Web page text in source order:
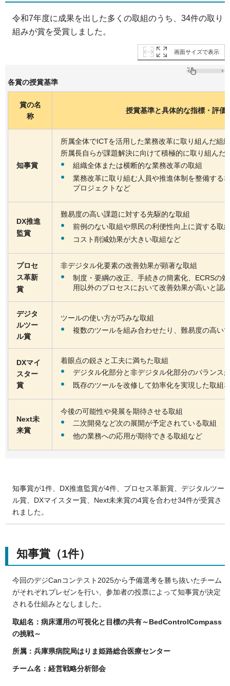
令和7年度に成果を出した多くの取組のうち、34件の取り
組みが賞を受賞しました。
画面サイズで表示
各賞の授賞基準
賞の名
称
授賞基準と具体的な指標・評価
知事賞
所属全体でICTを活用した業務改革に取り組んだ組織
所属長自らが課題解決に向けて積極的に取り組んだ
組織全体または横断的な業務改革の取組
業務改革に取り組む人員や推進体制を整備する
プロジェクトなど
DX推進
監賞
難易度の高い課題に対する先駆的な取組
前例のない取組や県民の利便性向上に資する取
コスト削減効果が大きい取組など
プロセ
ス革新
賞
非デジタル化要素の改善効果が顕著な取組
制度・要綱の改正、手続きの簡素化、ECRSの
用以外のプロセスにおいて改善効果が高いと認
デジタ
ルツー
ル賞
ツールの使い方が巧みな取組
複数のツールを組み合わせたり、難易度の高い
DXマイ
スター
賞
着眼点の鋭さと工夫に満ちた取組
デジタル化部分と非デジタル化部分のバランス
既存のツールを改修して効率化を実現した取組
Next未
来賞
今後の可能性や発展を期待させる取組
二次開発など次の展開が予定されている取組
他の業務への応用が期待できる取組など
知事賞が1件、DX推進監賞が4件、プロセス革新賞、デジタルツー
ル賞、DXマイスター賞、Next未来賞の4賞を合わせ34件が受賞さ
れました。
知事賞（1件）
今回のデジCanコンテスト2025から予備選考を勝ち抜いたチーム
がそれぞれプレゼンを行い、参加者の投票によって知事賞が決定
される仕組みとなしました。
取組名：病床運用の可視化と目標の共有～BedControlCompass
の挑戦～
所属：兵庫県病院局はりま姫路総合医療センター
チーム名：経営戦略分析部会